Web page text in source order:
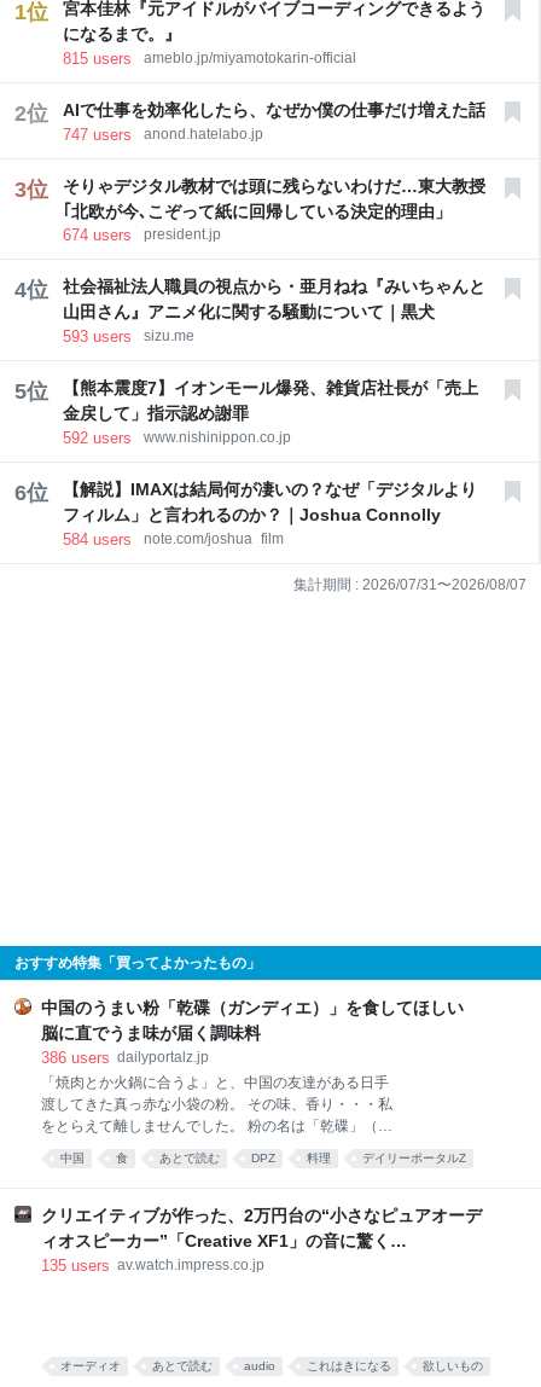
ン」「フォントワークス LETS軽量化オプション」
「Monotype LETSゲーム組込みオプション」のオプシ
ョンライセンス契約の販売・提供
1位
宮本佳林『元アイドルがバイブコーディングできるよう
になるまで。』
815 users ameblo.jp/miyamotokarin-official
2位 AIで仕事を効率化したら、なぜか僕の仕事だけ増えた話
747 users anond.hatelabo.jp
3位
そりゃデジタル教材では頭に残らないわけだ…東大教授
｢北欧が今､こぞって紙に回帰している決定的理由」
674 users president.jp
4位
社会福祉法人職員の視点から・亜月ねね『みいちゃんと
山田さん』アニメ化に関する騒動について｜黒犬
593 users sizu.me
5位
【熊本震度7】イオンモール爆発、雑貨店社長が「売上
金戻して」指示認め謝罪
592 users www.nishinippon.co.jp
6位
【解説】IMAXは結局何が凄いの？なぜ「デジタルより
フィルム」と言われるのか？｜Joshua Connolly
584 users note.com/joshua_film
集計期間 : 2026/07/31 〜2026/08/07
おすすめ特集「買ってよかったもの」
中国のうまい粉「乾碟（ガンディエ）」を食してほしい
脳に直でうま味が届く調味料
386 users dailyportalz.jp
「焼肉とか火鍋に合うよ」と、中国の友達がある日手
渡してきた真っ赤な小袋の粉。 その味、香り・・・私
をとらえて離しませんでした。 粉の名は「乾碟」（ガ
た、脳に直でうま味が届く調味料です。 そんな乾碟を
した。 真っ赤な小袋に入った粉 大学院生のころ、中国
の東北地方から来た留学生の女の子と仲良くなりまし
た。 彼女は辛い物が大好き。「日本には辛い食べ物が
ない」と、中国のショッピングサイト「淘宝」（タオ
キャラの描かれた、真っ赤な小袋をくれました。 なん
中国 食 あとで読む DPZ 料理 デイリーポータルZ
クリエイティブが作った、2万円台の“小さなピュアオーデ
ィオスピーカー”「Creative XF1」の音に驚く
[Sponsored]
135 users av.watch.impress.co.jp
オーディオ あとで読む audio これはきになる 欲しいもの